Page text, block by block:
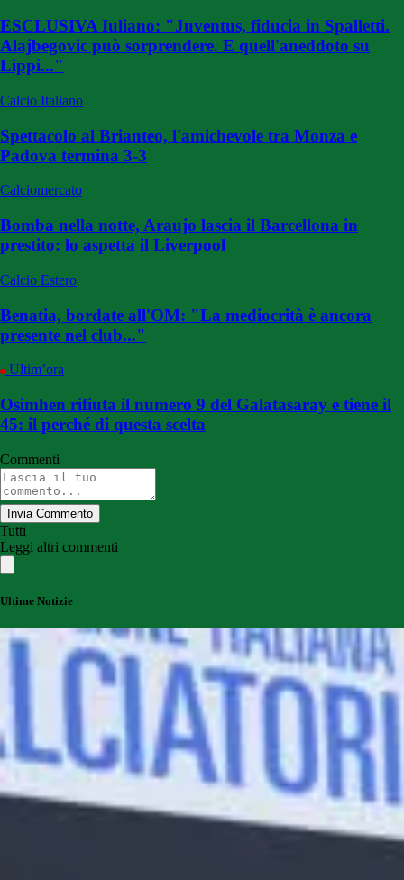
ESCLUSIVA Iuliano: "Juventus, fiducia in Spalletti.
Alajbegovic può sorprendere. E quell'aneddoto su
Lippi..."
Calcio Italiano
Spettacolo al Brianteo, l'amichevole tra Monza e
Padova termina 3-3
Calciomercato
Bomba nella notte, Araujo lascia il Barcellona in
prestito: lo aspetta il Liverpool
Calcio Estero
Benatia, bordate all'OM: "La mediocrità è ancora
presente nel club..."
Ultim’ora
Osimhen rifiuta il numero 9 del Galatasaray e tiene il
45: il perché di questa scelta
Commenti
Invia Commento
Tutti
Leggi altri commenti
Ultime Notizie